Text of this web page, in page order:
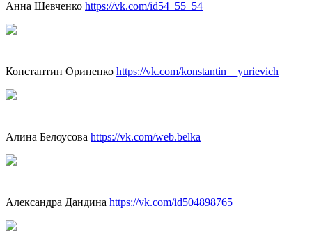
Анна Шевченко https://vk.com/id54_55_54
Константин Ориненко https://vk.com/konstantin__yurievich
Алина Белоусова https://vk.com/web.belka
Александра Дандина https://vk.com/id504898765